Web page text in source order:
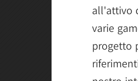
all'attivo
varie
progetto